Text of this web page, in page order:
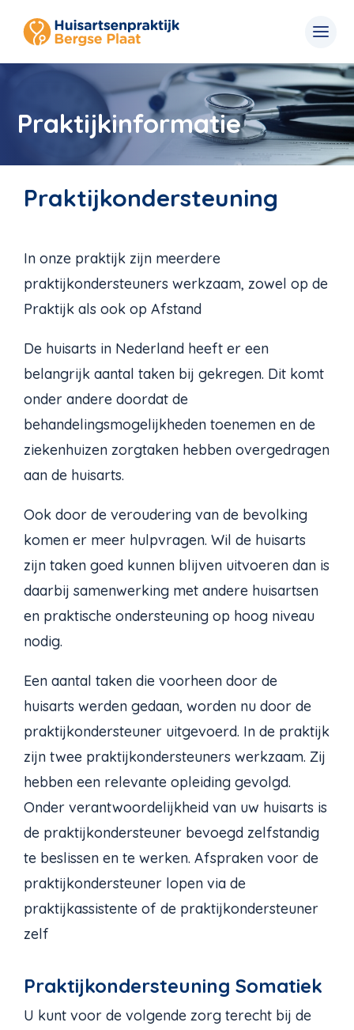
Praktijkinformatie
Praktijkondersteuning
In onze praktijk zijn meerdere
praktijkondersteuners werkzaam, zowel op de
Praktijk als ook op Afstand
De huisarts in Nederland heeft er een
belangrijk aantal taken bij gekregen. Dit komt
onder andere doordat de
behandelingsmogelijkheden toenemen en de
ziekenhuizen zorgtaken hebben overgedragen
aan de huisarts.
Ook door de veroudering van de bevolking
komen er meer hulpvragen. Wil de huisarts
zijn taken goed kunnen blijven uitvoeren dan is
daarbij samenwerking met andere huisartsen
en praktische ondersteuning op hoog niveau
nodig.
Een aantal taken die voorheen door de
huisarts werden gedaan, worden nu door de
praktijkondersteuner uitgevoerd. In de praktijk
zijn twee praktijkondersteuners werkzaam. Zij
hebben een relevante opleiding gevolgd.
Onder verantwoordelijkheid van uw huisarts is
de praktijkondersteuner bevoegd zelfstandig
te beslissen en te werken. Afspraken voor de
praktijkondersteuner lopen via de
praktijkassistente of de praktijkondersteuner
zelf
Praktijkondersteuning Somatiek
U kunt voor de volgende zorg terecht bij de